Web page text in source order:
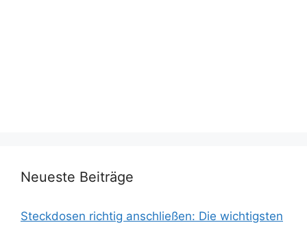
Neueste Beiträge
Steckdosen richtig anschließen: Die wichtigsten